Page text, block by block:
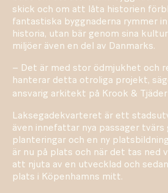
skick och om att låta historien
fantastiska byggnaderna rymmer
historia, utan bär genom sina
miljöer även en del av Danmarks.
– Det är med stor ödmjukhet och
hanterar detta otroliga projekt,
ansvarig arkitekt på Krook &
Laksegadekvarteret är ett
även innefattar nya passager
planteringar och en ny
är nu på plats och när det tas ned
att njuta av en utvecklad och
plats i Köpenhamns mitt.